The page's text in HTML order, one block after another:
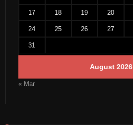
August 2026
17 18 19 20
24 25 26 27
31
« Mar